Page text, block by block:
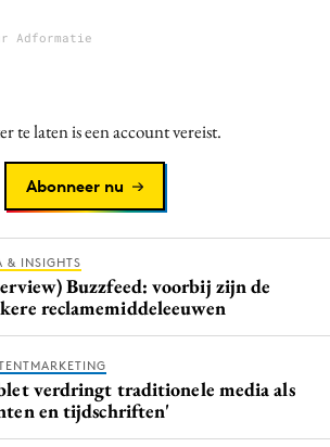
Adformatie
te laten is een account vereist.
Abonneer nu
& INSIGHTS
Buzzfeed: voorbij zijn de
reclamemiddeleeuwen
verdringt traditionele media als
en tijdschriften'